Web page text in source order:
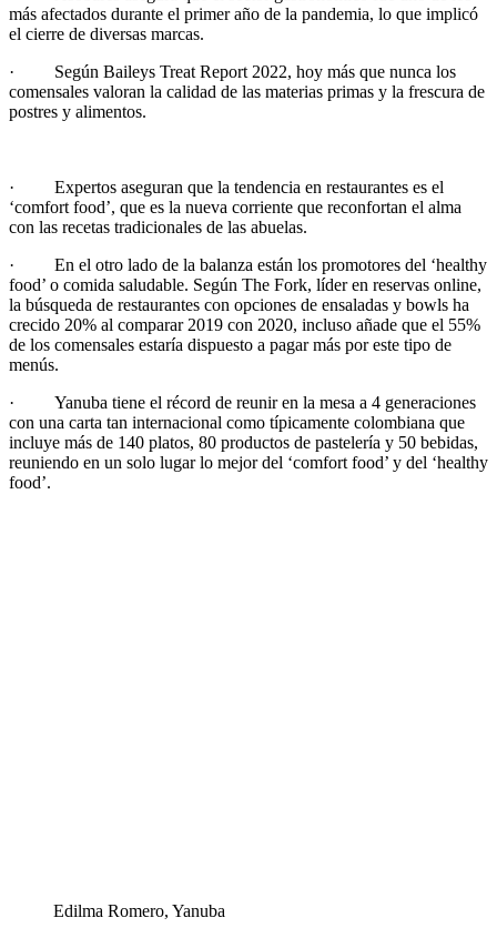
más afectados durante el primer año de la pandemia, lo que implicó
el cierre de diversas marcas.
· Según Baileys Treat Report 2022, hoy más que nunca los
comensales valoran la calidad de las materias primas y la frescura de
postres y alimentos.
· Expertos aseguran que la tendencia en restaurantes es el
‘comfort food’, que es la nueva corriente que reconfortan el alma
con las recetas tradicionales de las abuelas.
· En el otro lado de la balanza están los promotores del ‘healthy
food’ o comida saludable. Según The Fork, líder en reservas online,
la búsqueda de restaurantes con opciones de ensaladas y bowls ha
crecido 20% al comparar 2019 con 2020, incluso añade que el 55%
de los comensales estaría dispuesto a pagar más por este tipo de
menús.
· Yanuba tiene el récord de reunir en la mesa a 4 generaciones
con una carta tan internacional como típicamente colombiana que
incluye más de 140 platos, 80 productos de pastelería y 50 bebidas,
reuniendo en un solo lugar lo mejor del ‘comfort food’ y del ‘healthy
food’.
Edilma Romero, Yanuba